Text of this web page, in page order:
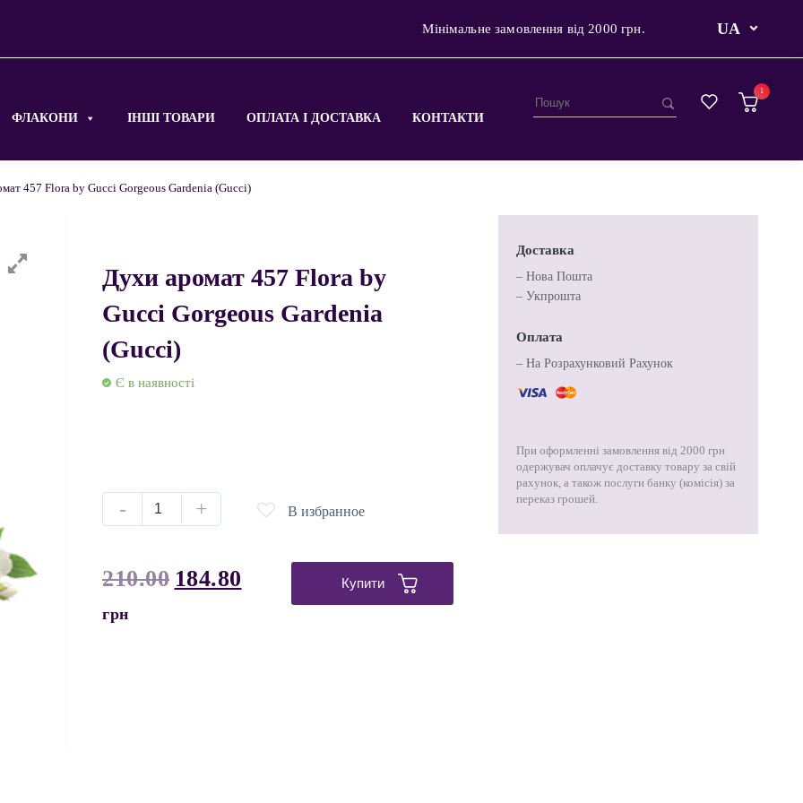
Мінімальне замовлення від 2000 грн. UA
ФЛАКОНИ ІНШІ ТОВАРИ ОПЛАТА І ДОСТАВКА КОНТАКТИ
1
457 Flora by Gucci Gorgeous Gardenia (Gucci)
Духи аромат 457 Flora by
Gucci Gorgeous Gardenia
(Gucci)
Є в наявності
- + В избранное
210.00 184.80
грн
Купити
Доставка
– Нова Пошта
– Укпрошта
Оплата
– На Розрахунковий Рахунок
При оформленні замовлення від 2000 грн
одержувач оплачує доставку товару за свій
рахунок, а також послуги банку (комісія) за
переказ грошей.